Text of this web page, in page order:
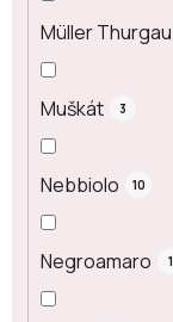
Müller Thurgau
Muškát 3
Nebbiolo 10
Negroamaro 1